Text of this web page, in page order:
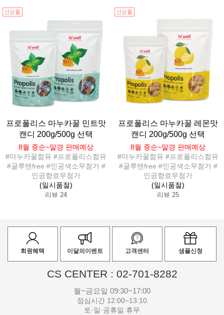
프로폴리스 마누카꿀 민트맛
캔디 200g/500g 선택
8월 중순~말경 판매예상
#마누카꿀함유 #프로폴리스함유
#글루텐free #인공색소무첨가 #
인공향료무첨가
(일시품절)
리뷰 24
프로폴리스 마누카꿀 레몬맛
캔디 200g/500g 선택
8월 중순~말경 판매예상
#마누카꿀함유 #프로폴리스함유
#글루텐free #인공색소무첨가 #
인공향료무첨가
(일시품절)
리뷰 25
회원혜택 이달의이벤트 고객센터 샘플신청
CS CENTER : 02-701-8282
월~금요일 09:30~17:00
점심시간 12:00~13:10
토·일·공휴일 휴무